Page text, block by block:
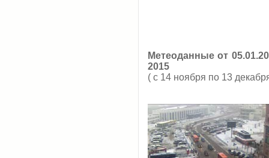
Метеоданные от
2015
( с 14 ноября по 13